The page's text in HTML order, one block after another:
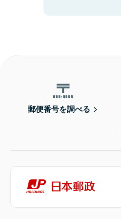
郵便番号を調べる